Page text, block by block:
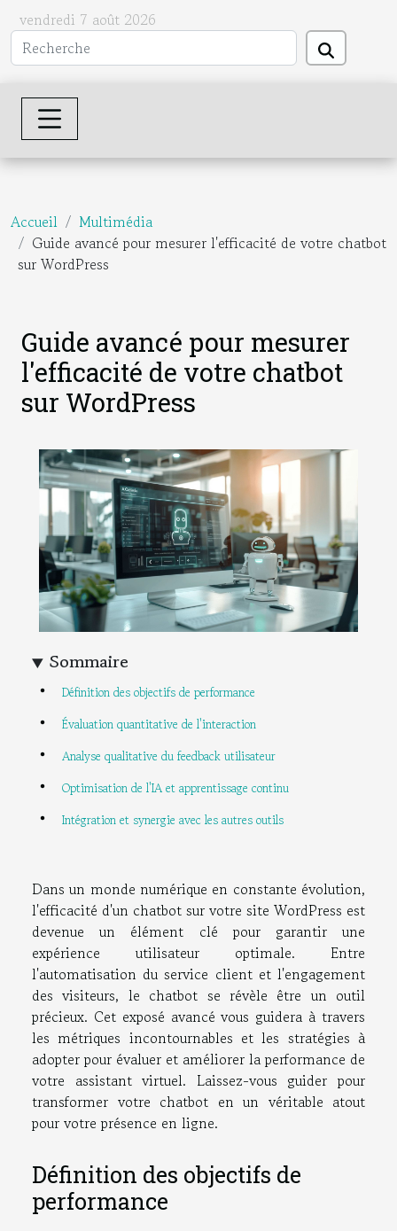
vendredi 7 août 2026
Accueil
Multimédia
Guide avancé pour mesurer l'efficacité de votre chatbot
sur WordPress
Guide avancé pour mesurer
l'efficacité de votre chatbot
sur WordPress
Sommaire
Définition des objectifs de performance
Évaluation quantitative de l'interaction
Analyse qualitative du feedback utilisateur
Optimisation de l'IA et apprentissage continu
Intégration et synergie avec les autres outils
Dans un monde numérique en constante évolution,
l'efficacité d'un chatbot sur votre site WordPress est
devenue un élément clé pour garantir une
expérience utilisateur optimale. Entre
l'automatisation du service client et l'engagement
des visiteurs, le chatbot se révèle être un outil
précieux. Cet exposé avancé vous guidera à travers
les métriques incontournables et les stratégies à
adopter pour évaluer et améliorer la performance de
votre assistant virtuel. Laissez-vous guider pour
transformer votre chatbot en un véritable atout
pour votre présence en ligne.
Définition des objectifs de
performance